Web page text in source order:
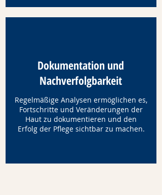
Dokumentation und
Nachverfolgbarkeit
Regelmäßige Analysen ermöglichen es,
Fortschritte und Veränderungen der
Haut zu dokumentieren und den
Erfolg der Pflege sichtbar zu machen.